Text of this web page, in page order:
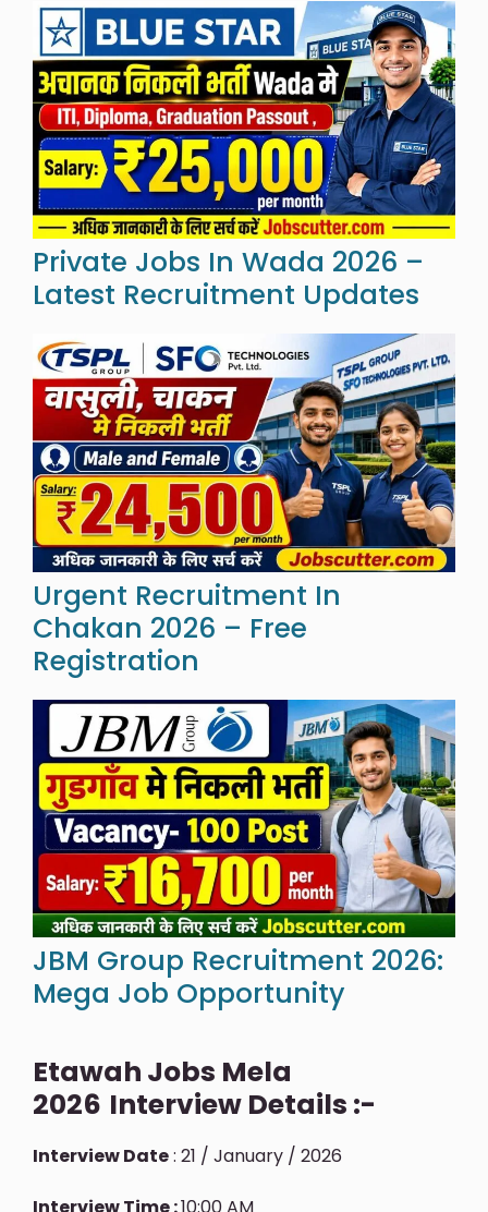
Private Jobs In Wada 2026 –
Latest Recruitment Updates
Urgent Recruitment In
Chakan 2026 – Free
Registration
JBM Group Recruitment 2026:
Mega Job Opportunity
Etawah Jobs Mela
2026 Interview Details :-
Interview Date: 21 / January / 2026
Interview Time :10:00 AM